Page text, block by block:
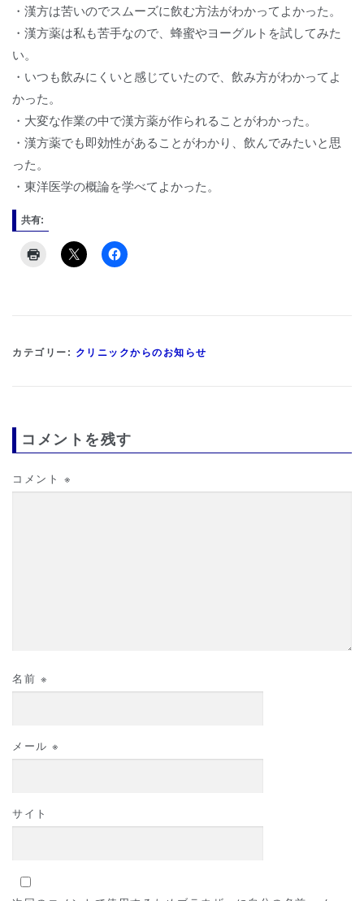
・漢方は苦いのでスムーズに飲む方法がわかってよかった。
・漢方薬は私も苦手なので、蜂蜜やヨーグルトを試してみた
い。
・いつも飲みにくいと感じていたので、飲み方がわかってよ
かった。
・大変な作業の中で漢方薬が作られることがわかった。
・漢方薬でも即効性があることがわかり、飲んでみたいと思
った。
・東洋医学の概論を学べてよかった。
共有:
カテゴリー: クリニックからのお知らせ
コメントを残す
コメント ※
名前 ※
メール ※
サイト